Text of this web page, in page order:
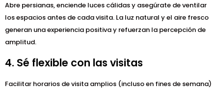
Abre persianas, enciende luces cálidas y asegúrate de ventilar
los espacios antes de cada visita. La luz natural y el aire fresco
generan una experiencia positiva y refuerzan la percepción de
amplitud.
4. Sé flexible con las visitas
Facilitar horarios de visita amplios (incluso en fines de semana)